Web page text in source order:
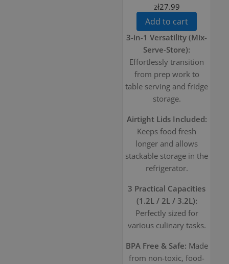
zł27.99
Add to cart
3-in-1 Versatility (Mix-
Serve-Store):
Effortlessly transition
from prep work to
table serving and fridge
storage.
Airtight Lids Included:
Keeps food fresh
longer and allows
stackable storage in the
refrigerator.
3 Practical Capacities
(1.2L / 2L / 3.2L):
Perfectly sized for
various culinary tasks.
BPA Free & Safe: Made
from non-toxic, food-